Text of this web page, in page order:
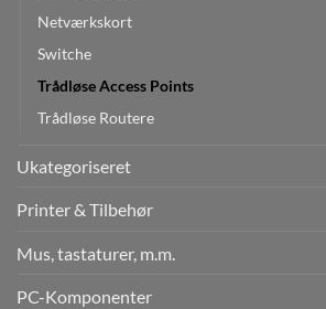
Netværkskort
Switche
Trådløse Access Points
Trådløse Routere
Ukategoriseret
Printer & Tilbehør
Mus, tastaturer, m.m.
PC-Komponenter